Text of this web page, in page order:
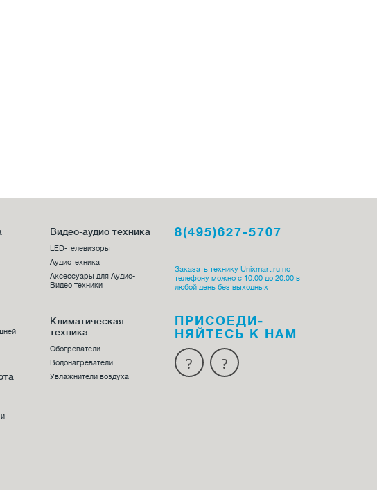
Видео-аудио техника
LED-телевизоры
Аудиотехника
Аксессуары для Аудио-
Видео техники
Климатическая
техника
Обогреватели
Водонагреватели
Увлажнители воздуха
8(495)627-5707
Заказать технику Unixmart.ru по
телефону можно с 10:00 до 20:00 в
любой день без выходных
ПРИСОЕДИ­
НЯЙТЕСЬ К НАМ